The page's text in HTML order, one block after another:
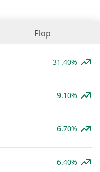
Flop
31.40%
9.10%
6.70%
6.40%